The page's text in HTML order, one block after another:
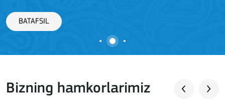
BATAFSIL
Bizning hamkorlarimiz